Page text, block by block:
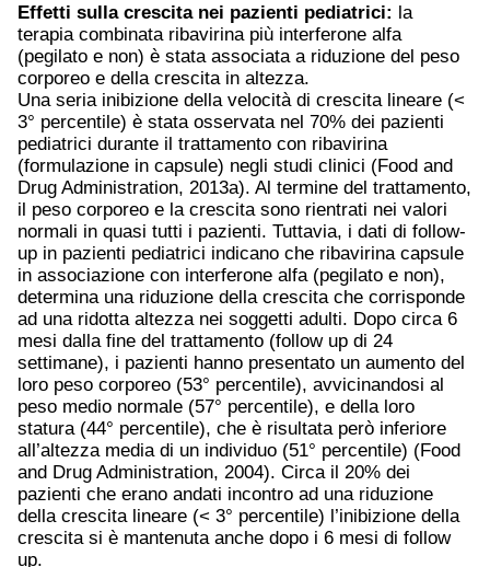
Effetti sulla crescita nei pazienti pediatrici: la
terapia combinata ribavirina più interferone alfa
(pegilato e non) è stata associata a riduzione del peso
corporeo e della crescita in altezza.
Una seria inibizione della velocità di crescita lineare (<
3° percentile) è stata osservata nel 70% dei pazienti
pediatrici durante il trattamento con ribavirina
(formulazione in capsule) negli studi clinici (Food and
Drug Administration, 2013a). Al termine del trattamento,
il peso corporeo e la crescita sono rientrati nei valori
normali in quasi tutti i pazienti. Tuttavia, i dati di follow-
up in pazienti pediatrici indicano che ribavirina capsule
in associazione con interferone alfa (pegilato e non),
determina una riduzione della crescita che corrisponde
ad una ridotta altezza nei soggetti adulti. Dopo circa 6
mesi dalla fine del trattamento (follow up di 24
settimane), i pazienti hanno presentato un aumento del
loro peso corporeo (53° percentile), avvicinandosi al
peso medio normale (57° percentile), e della loro
statura (44° percentile), che è risultata però inferiore
all’altezza media di un individuo (51° percentile) (Food
and Drug Administration, 2004). Circa il 20% dei
pazienti che erano andati incontro ad una riduzione
della crescita lineare (< 3° percentile) l’inibizione della
crescita si è mantenuta anche dopo i 6 mesi di follow
up.